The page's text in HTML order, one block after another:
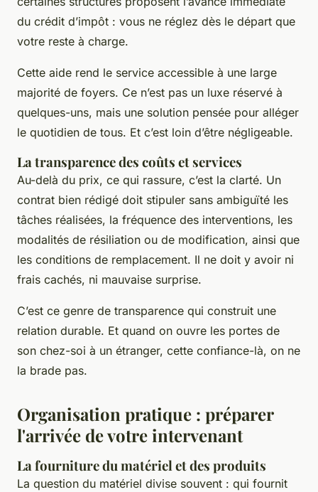
du crédit d’impôt : vous ne réglez dès le départ que
votre reste à charge.
Cette aide rend le service accessible à une large
majorité de foyers. Ce n’est pas un luxe réservé à
quelques-uns, mais une solution pensée pour alléger
le quotidien de tous. Et c’est loin d’être négligeable.
La transparence des coûts et services
Au-delà du prix, ce qui rassure, c’est la clarté. Un
contrat bien rédigé doit stipuler sans ambiguïté les
tâches réalisées, la fréquence des interventions, les
modalités de résiliation ou de modification, ainsi que
les conditions de remplacement. Il ne doit y avoir ni
frais cachés, ni mauvaise surprise.
C’est ce genre de transparence qui construit une
relation durable. Et quand on ouvre les portes de
son chez-soi à un étranger, cette confiance-là, on ne
la brade pas.
Organisation pratique : préparer
l'arrivée de votre intervenant
La fourniture du matériel et des produits
La question du matériel divise souvent : qui fournit